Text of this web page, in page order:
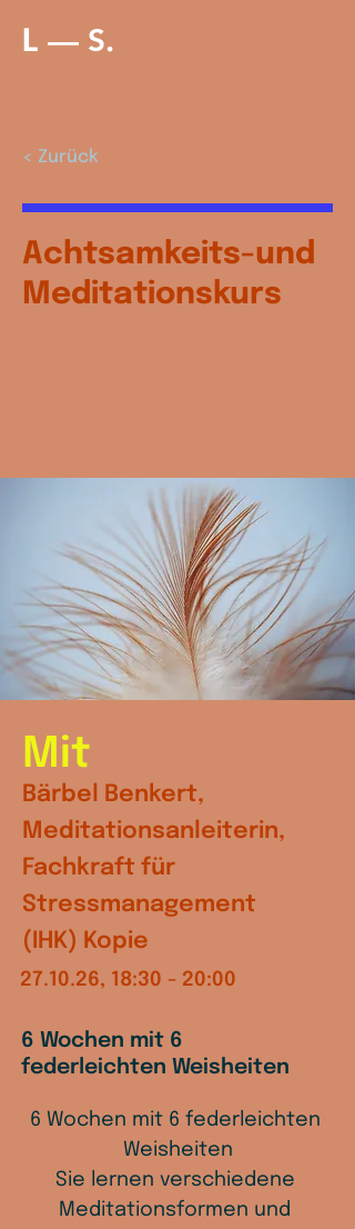
L –– S.
< Zurück
Achtsamkeits-und
Meditationskurs
Mit
Bärbel Benkert,
Meditationsanleiterin,
Fachkraft für
Stressmanagement
(IHK) Kopie
27.10.26, 18:30 - 20:00
6 Wochen mit 6
federleichten Weisheiten
6 Wochen mit 6 federleichten
Weisheiten
Sie lernen verschiedene
Meditationsformen und